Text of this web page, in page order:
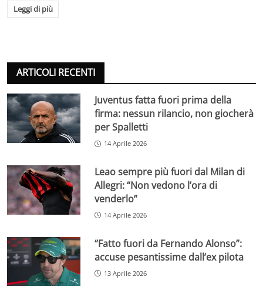
Leggi di più
ARTICOLI RECENTI
Juventus fatta fuori prima della
firma: nessun rilancio, non giocherà
per Spalletti
14 Aprile 2026
Leao sempre più fuori dal Milan di
Allegri: “Non vedono l’ora di
venderlo”
14 Aprile 2026
“Fatto fuori da Fernando Alonso”:
accuse pesantissime dall’ex pilota
13 Aprile 2026